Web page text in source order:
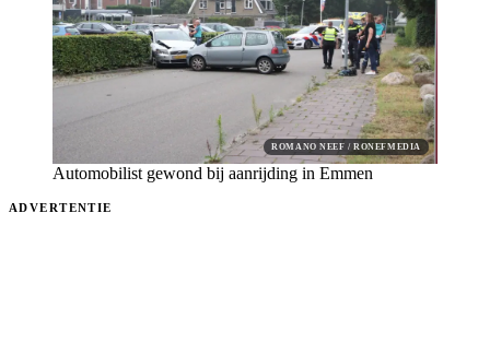
ROMANO NEEF / RONEFMEDIA
Automobilist gewond bij aanrijding in Emmen
ADVERTENTIE